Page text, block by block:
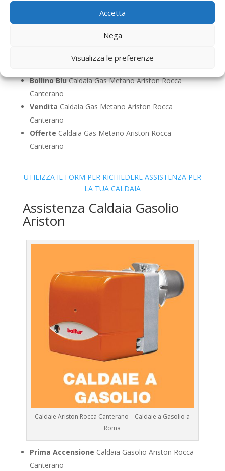
Accetta
Nega
Visualizza le preferenze
SostituzioneCaldaia Gas Metano Ariston Rocca
Controllo FumiCaldaia Gas Metano Ariston Rocca
Bollino BluCaldaia Gas Metano Ariston Rocca
Canterano
Vendita Caldaia Gas Metano Ariston Rocca
Canterano
Offerte Caldaia Gas Metano Ariston Rocca
Canterano
UTILIZZA IL FORM PER RICHIEDERE ASSISTENZA PER
LA TUA CALDAIA
Assistenza Caldaia Gasolio
Ariston
Caldaie Ariston Rocca Canterano – Caldaie a Gasolio a
Roma
Prima Accensione Caldaia Gasolio Ariston Rocca
Canterano